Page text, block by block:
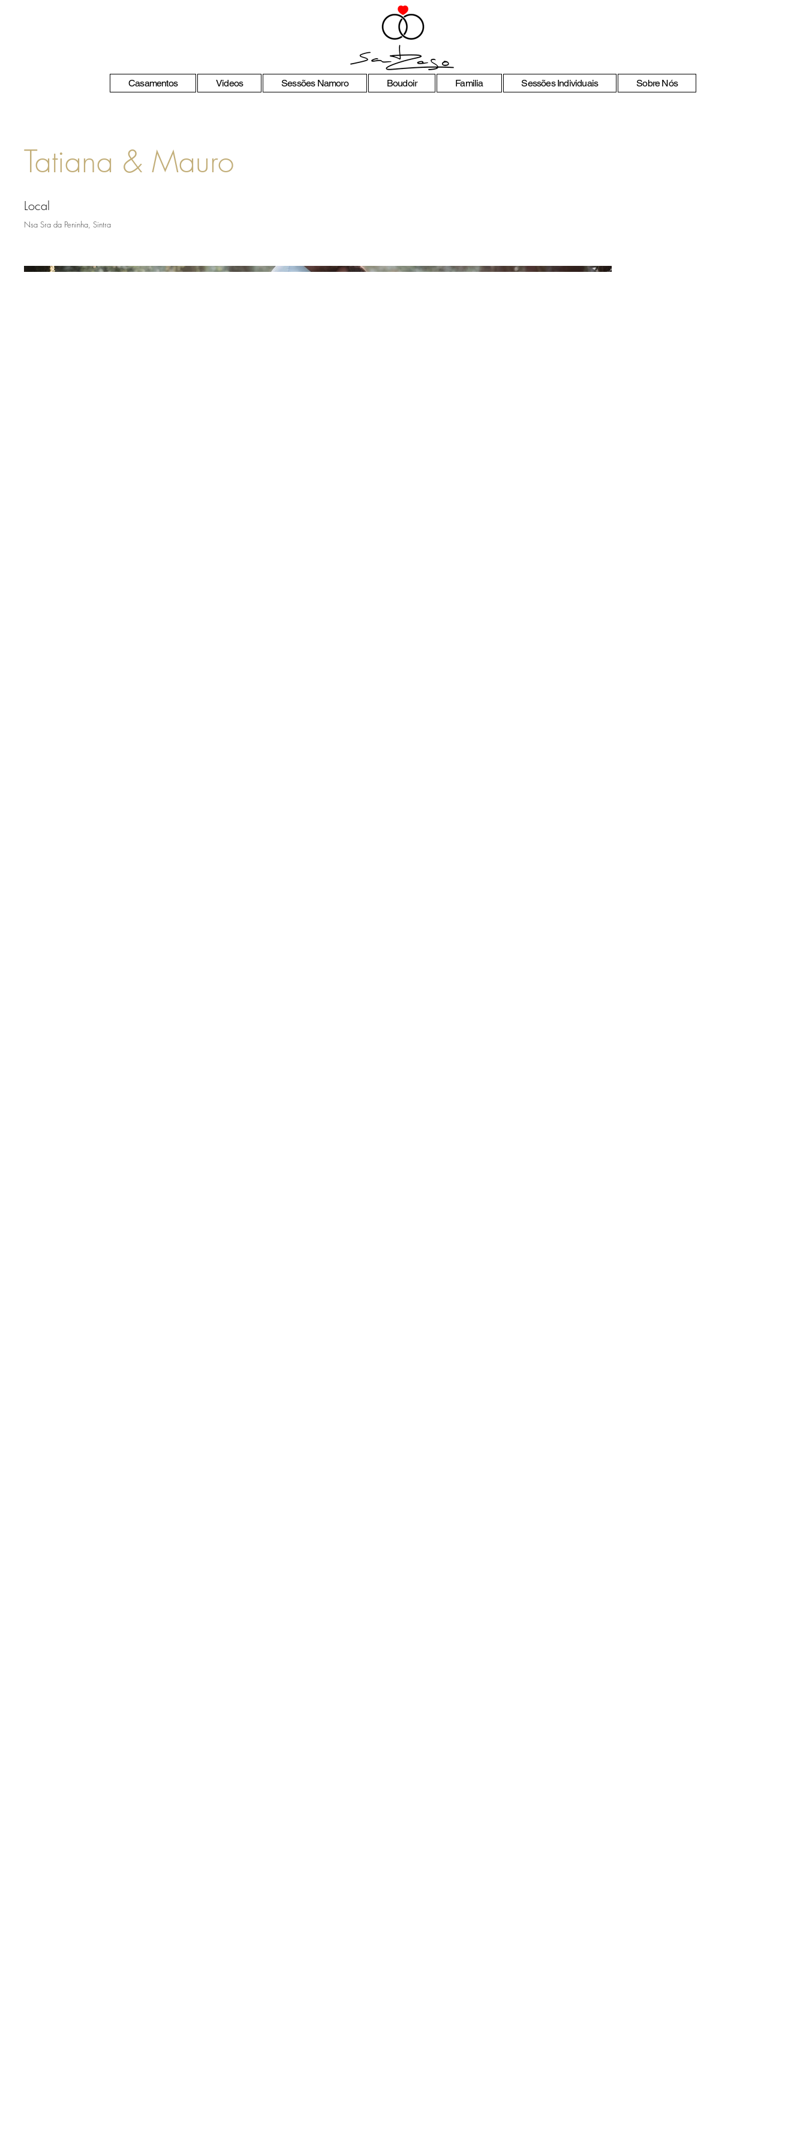
Casamentos Videos Sessões Namoro Boudoir Familia Sessões Individuais Sobre Nós
Tatiana & Mauro
Local
Nsa Sra da Peninha, Sintra